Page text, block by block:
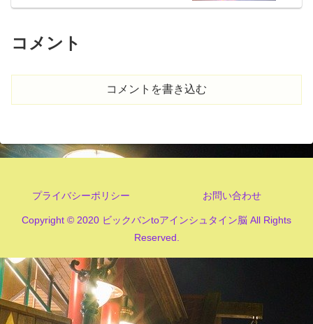
コメント
コメントを書き込む
プライバシーポリシー お問い合わせ
Copyright © 2020 ビックバンtoアインシュタイン脳 All Rights
Reserved.